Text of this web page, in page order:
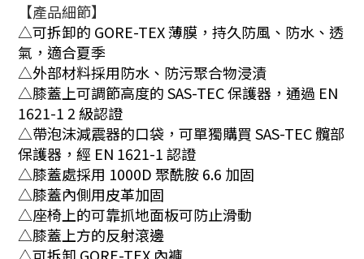
【產品細節】
△可拆卸的 GORE-TEX 薄膜，持久防風、防水、透
氣，適合夏季
△外部材料採用防水、防污聚合物浸漬
△膝蓋上可調節高度的 SAS-TEC 保護器，通過 EN
1621-1 2 級認證
△帶泡沫減震器的口袋，可單獨購買 SAS-TEC 髖部
保護器，經 EN 1621-1 認證
△膝蓋處採用 1000D 聚酰胺 6.6 加固
△膝蓋內側用皮革加固
△座椅上的可靠抓地面板可防止滑動
△膝蓋上方的反射滾邊